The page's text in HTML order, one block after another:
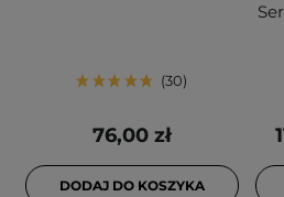
30
76,00 zł
DODAJ DO KOSZYKA